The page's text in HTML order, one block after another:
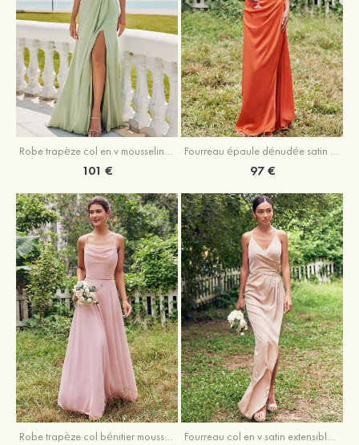
Robe trapèze col en v mousseline ras du sol robe de demoiselle d'honneur
101 €
Fourreau épaule dénudée satin extensible ras du sol robe de demoiselle d'honneur
97 €
Robe trapèze col bénitier mousseline ras du sol robe de demoiselle d'honneur Fourreau col en v satin extensible asymétrique robe de demoiselle d'honneur